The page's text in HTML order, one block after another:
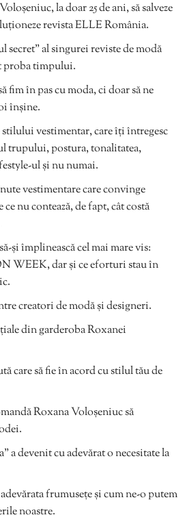
la doar 25 de ani, să salveze
revista ELLE România.
secret” al singurei reviste de modă
proba timpului.
fim în pas cu moda, ci doar să ne
înșine.
stilului vestimentar, care îți întregesc
trupului, postura, tonalitatea,
ul și nu numai.
vestimentare care convinge
nu contează, de fapt, cât costă
și împlinească cel mai mare vis:
WEEK, dar și ce eforturi stau în
creatori de modă și designeri.
din garderoba Roxanei
care să fie în acord cu stilul tău de
Roxana Voloșeniuc să
a devenit cu adevărat o necesitate la
frumusețe și cum ne-o putem